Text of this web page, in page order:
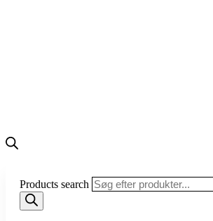
Products search